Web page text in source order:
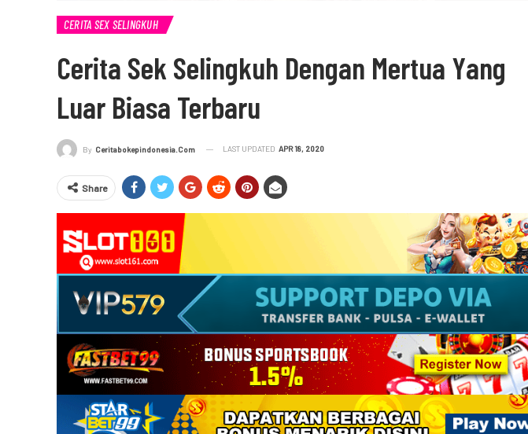
CERITA SEX SELINGKUH
Cerita Sek Selingkuh Dengan Mertua Yang
Luar Biasa Terbaru
By Ceritabokepindonesia.com LAST UPDATED APR 18, 2020
Share